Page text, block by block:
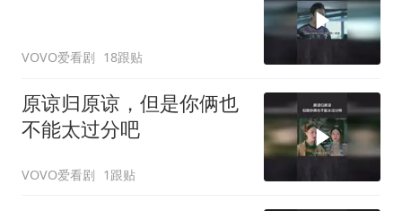
VOVO爱看剧 18跟贴
原谅归原谅，但是你俩也
不能太过分吧
VOVO爱看剧 1跟贴